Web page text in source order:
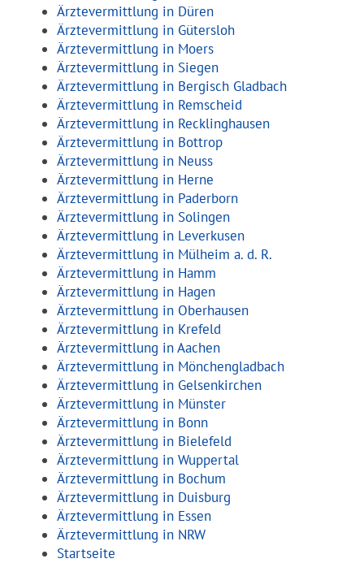
Ärztevermittlung in Düren
Ärztevermittlung in Gütersloh
Ärztevermittlung in Moers
Ärztevermittlung in Siegen
Ärztevermittlung in Bergisch Gladbach
Ärztevermittlung in Remscheid
Ärztevermittlung in Recklinghausen
Ärztevermittlung in Bottrop
Ärztevermittlung in Neuss
Ärztevermittlung in Herne
Ärztevermittlung in Paderborn
Ärztevermittlung in Solingen
Ärztevermittlung in Leverkusen
Ärztevermittlung in Mülheim a. d. R.
Ärztevermittlung in Hamm
Ärztevermittlung in Hagen
Ärztevermittlung in Oberhausen
Ärztevermittlung in Krefeld
Ärztevermittlung in Aachen
Ärztevermittlung in Mönchengladbach
Ärztevermittlung in Gelsenkirchen
Ärztevermittlung in Münster
Ärztevermittlung in Bonn
Ärztevermittlung in Bielefeld
Ärztevermittlung in Wuppertal
Ärztevermittlung in Bochum
Ärztevermittlung in Duisburg
Ärztevermittlung in Essen
Ärztevermittlung in NRW
Startseite